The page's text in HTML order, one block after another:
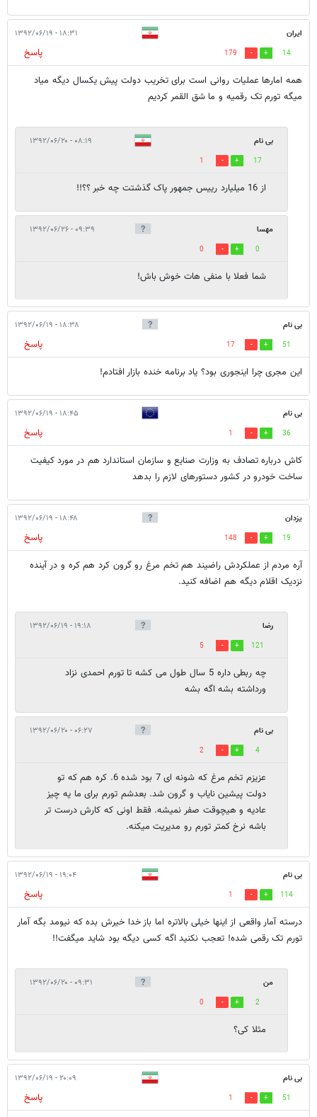
ایران ۱۸:۳۱ - ۱۳۹۲/۰۶/۱۹
14
179
پاسخ
همه امارها عملیات روانی است برای تخریب دولت پیش یکسال دیگه میاد
میگه تورم تک رقمیه و ما شق القمر کردیم
بی نام ۰۸:۱۹ - ۱۳۹۲/۰۶/۲۰
17
1
از 16 میلیارد رییس جمهور پاک گذشتت چه خبر ؟؟!!
مهسا ۰۹:۳۹ - ۱۳۹۲/۰۶/۲۶
0
0
شما فعلا با منفی هات خوش باش!
بی نام ۱۸:۳۸ - ۱۳۹۲/۰۶/۱۹
51
17
پاسخ
این مجری چرا اینجوری بود؟ یاد برنامه خنده بازار افتادم!
بی نام ۱۸:۴۵ - ۱۳۹۲/۰۶/۱۹
36
1
پاسخ
کاش درباره تصادف به وزارت صنایع و سازمان استاندارد هم در مورد کیفیت
ساخت خودرو در کشور دستورهای لازم را بدهد
یزدان ۱۸:۴۸ - ۱۳۹۲/۰۶/۱۹
19
148
پاسخ
آره مردم از عملکردش راضیند هم تخم مرغ رو گرون کرد هم کره و در آینده
نزدیک اقلام دیگه هم اضافه کنید.
رضا ۱۹:۱۸ - ۱۳۹۲/۰۶/۱۹
121
5
چه ربطی داره 5 سال طول می کشه تا تورم احمدی نزاد
ورداشته بشه اگه بشه
بی نام ۰۶:۲۷ - ۱۳۹۲/۰۶/۲۰
4
2
عزیزم تخم مرغ که شونه ای 7 بود شده 6. کره هم که تو
دولت پیشین نایاب و گرون شد. بعدشم تورم برای ما یه چیز
عادیه و هیچوقت صفر نمیشه. فقط اونی که کارش درست تر
باشه نرخ کمتر تورم رو مدیریت میکنه.
بی نام ۱۹:۰۴ - ۱۳۹۲/۰۶/۱۹
114
1
پاسخ
درسته آمار واقعی از اینها خیلی بالاتره اما باز خدا خیرش بده که نیومد بگه آمار
تورم تک رقمی شده! تعجب نکنید اگه کسی دیگه بود شاید میگفت!!
من ۰۹:۳۱ - ۱۳۹۲/۰۶/۲۰
2
0
مثلا کی؟
بی نام ۲۰:۰۹ - ۱۳۹۲/۰۶/۱۹
51
1 پاسخ